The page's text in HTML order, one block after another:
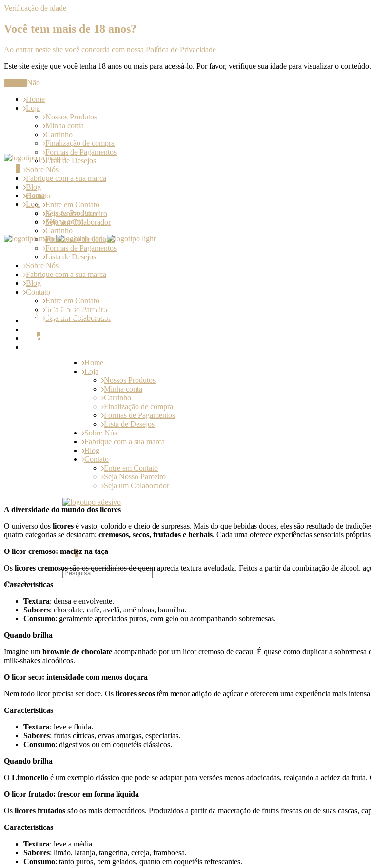
Verificação de idade
Você tem mais de 18 anos?
Ao entrar neste site você concorda com nossa Política de Privacidade
Este site exige que você tenha 18 anos ou mais para acessá-lo. Por favor, verifique sua idade para visualizar o conteúdo.
Não
Home
Loja
Nossos Produtos
Minha conta
Carrinho
Finalização de compra
Formas de Pagamentos
Lista de Desejos
Sobre Nós
Fabrique com a sua marca
Blog
Contato
Entre em Contato
Seja Nosso Parceiro
Seja um Colaborador
0
0
Home
Loja
Nossos Produtos
Minha conta
Carrinho
Finalização de compra
Formas de Pagamentos
Lista de Desejos
Sobre Nós
Fabrique com a sua marca
Blog
Contato
Entre em Contato
Seja Nosso Parceiro
Seja um Colaborador
0
Home
Loja
Nossos Produtos
Minha conta
Carrinho
Finalização de compra
Formas de Pagamentos
Lista de Desejos
Sobre Nós
Fabrique com a sua marca
Blog
Contato
Entre em Contato
Seja Nosso Parceiro
Seja um Colaborador
Quais são os tipos de licor e
seco, frutado, herbal)
A diversidade do mundo dos licores
O universo dos licores é vasto, colorido e cheio de surpresas. Mais do que bebidas doces, eles são resultado de
quatro categorias se destacam: cremosos, secos, frutados e herbais. Cada uma oferece experiências sensoriais
O licor cremoso: maciez na taça
Os licores cremosossão os queridinhos de quem aprecia textura aveludada. Feitos a partir da combinação de álcool,
Características
Textura: densa e envolvente.
Sabores: chocolate, café, avelã, amêndoas, baunilha.
Consumo: geralmente apreciados puros, com gelo ou acompanhando sobremesas.
Quando brilha
Imagine um brownie de chocolate acompanhado por um licor cremoso de cacau. É quase como duplicar a
milk-shakes alcoólicos.
O licor seco: intensidade com menos doçura
Nem todo licor precisa ser doce. Os licores secos têm menor adição de açúcar e oferecem uma experiência mais
Características
Textura: leve e fluida.
Sabores: frutas cítricas, ervas amargas, especiarias.
Consumo: digestivos ou em coquetéis clássicos.
Quando brilha
O Limoncello é um exemplo clássico que pode se adaptar para versões menos adocicadas, realçando a acidez da
O licor frutado: frescor em forma líquida
Os licores frutados são os mais democráticos. Produzidos a partir da maceração de frutas frescas ou de suas cascas,
Características
Textura: leve a média.
Sabores: limão, laranja, tangerina, cereja, framboesa.
Consumo: tanto puros, bem gelados, quanto em coquetéis refrescantes.